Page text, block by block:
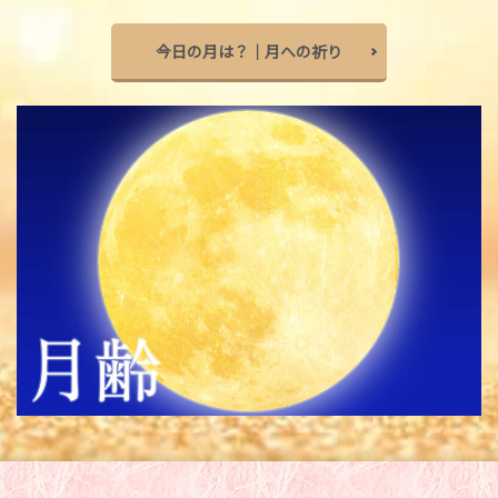
今日の月は？｜月への祈り